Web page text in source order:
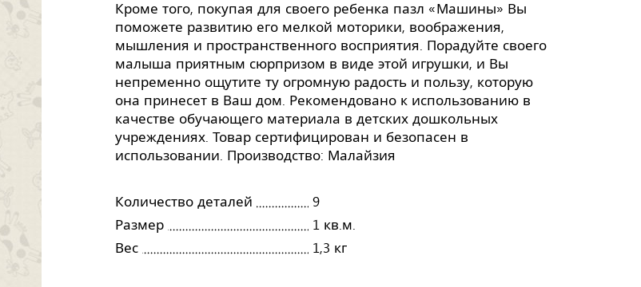
Кроме того, покупая для своего ребенка пазл «Машины» Вы
поможете развитию его мелкой моторики, воображения,
мышления и пространственного восприятия. Порадуйте своего
малыша приятным сюрпризом в виде этой игрушки, и Вы
непременно ощутите ту огромную радость и пользу, которую
она принесет в Ваш дом. Рекомендовано к использованию в
качестве обучающего материала в детских дошкольных
учреждениях. Товар сертифицирован и безопасен в
использовании. Производство: Малайзия
Количество деталей
9
Размер
1 кв.м.
Вес
1,3 кг